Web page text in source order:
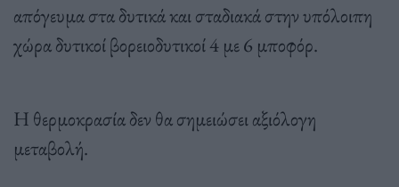
απόγευμα στα δυτικά και σταδιακά στην υπόλοιπη
χώρα δυτικοί βορειοδυτικοί 4 με 6 μποφόρ.
Η θερμοκρασία δεν θα σημειώσει αξιόλογη
μεταβολή.